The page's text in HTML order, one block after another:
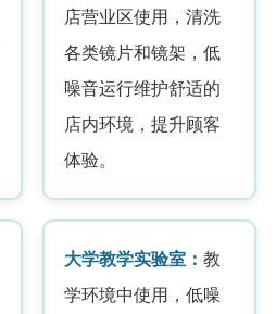
店营业区使用，清洗
各类镜片和镜架，低
噪音运行维护舒适的
店内环境，提升顾客
体验。
大学教学实验室： 教
学环境中使用，低噪